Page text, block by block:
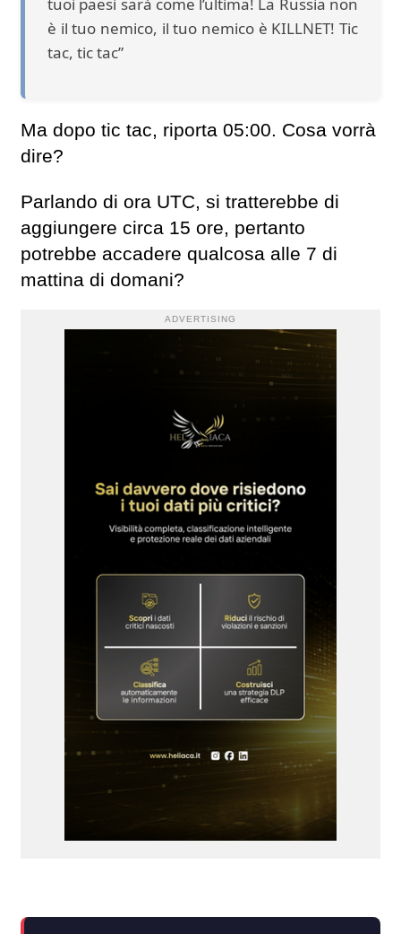
è il tuo nemico, il tuo nemico è KILLNET! Tic
tac, tic tac”
Ma dopo tic tac, riporta 05:00. Cosa vorrà
dire?
Parlando di ora UTC, si tratterebbe di
aggiungere circa 15 ore, pertanto
potrebbe accadere qualcosa alle 7 di
mattina di domani?
ADVERTISING